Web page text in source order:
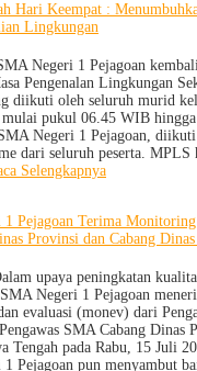
Hari
Ke-
dan
Apel
Kesadaran
KORPRI
Hari Keempat :
Lingkungan
Negeri 1 Pejagoan
Pengenalan Lingkungan
diikuti oleh seluruh murid
mulai pukul 06.45 WIB
Negeri 1 Pejagoan, diikuti
dari seluruh peserta.
Selengkapnya:
Hari
Keempat
Menumbuhkan
Karakter,
Wawasan,
dan
Kepedulian
Lingkungan
1 Pejagoan Terima
Provinsi dan Cabang
upaya peningkatan
Negeri 1 Pejagoan
evaluasi (monev) dari
SMA Cabang
Tengah pada Rabu, 15 Juli
Pejagoan pun menyambut